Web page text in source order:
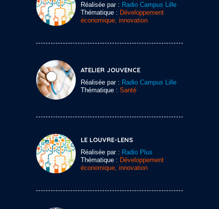
Réalisée par : Radio Campus Lille
Thématique : Développement
économique, innovation
ATELIER JOUVENCE
Réalisée par : Radio Campus Lille
Thématique : Santé
LE LOUVRE-LENS
Réalisée par : Radio Plus
Thématique : Développement
économique, innovation